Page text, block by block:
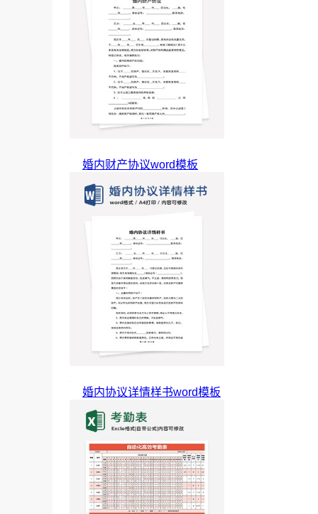
婚内财产协议word模板
婚内协议详情样书word模板